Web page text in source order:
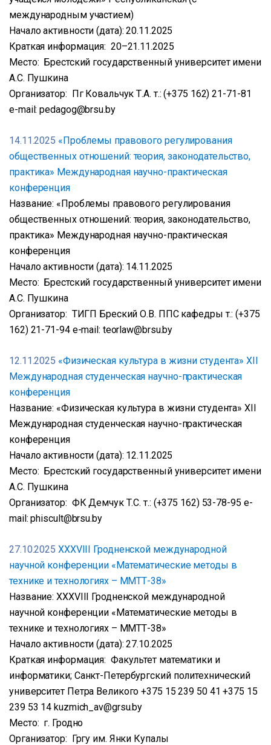
международным участием)
Начало активности (дата): 20.11.2025
Краткая информация: 20–21.11.2025
Место: Брестский государственный университет имени
А.С. Пушкина
Организатор: Пг Ковальчук Т.А. т.: (+375 162) 21-71-81
e-mail: pedagog@brsu.by
14.11.2025 «Проблемы правового регулирования
общественных отношений: теория, законодательство,
практика» Международная научно-практическая
конференция
Название: «Проблемы правового регулирования
общественных отношений: теория, законодательство,
практика» Международная научно-практическая
конференция
Начало активности (дата): 14.11.2025
Место: Брестский государственный университет имени
А.С. Пушкина
Организатор: ТИГП Бреский О.В. ППС кафедры т.: (+375
162) 21-71-94 e-mail: teorlaw@brsu.by
12.11.2025 «Физическая культура в жизни студента» XII
Международная студенческая научно-практическая
конференция
Название: «Физическая культура в жизни студента» XII
Международная студенческая научно-практическая
конференция
Начало активности (дата): 12.11.2025
Место: Брестский государственный университет имени
А.С. Пушкина
Организатор: ФК Демчук Т.С. т.: (+375 162) 53-78-95 e-
mail: phiscult@brsu.by
27.10.2025 XXXVIII Гродненской международной
научной конференции «Математические методы в
технике и технологиях – ММТТ-38»
Название: XXXVIII Гродненской международной
научной конференции «Математические методы в
технике и технологиях – ММТТ-38»
Начало активности (дата): 27.10.2025
Краткая информация: Факультет математики и
информатики; Санкт-Петербургский политехнический
университет Петра Великого +375 15 239 50 41 +375 15
239 53 14 kuzmich_av@grsu.by
Место: г. Гродно
Организатор: Гргу им. Янки Купалы